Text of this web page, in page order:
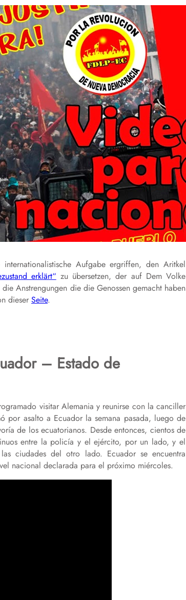
Aufgabe ergriffen, den Aritkel
erklärt“ zu übersetzen, der auf Dem Volke
Anstrengungen die die Genossen gemacht haben
dieser Seite.
– Estado de
visitar Alemania y reunirse con la canciller
por asalto a Ecuador la semana pasada, luego de
de los ecuatorianos. Desde entonces, cientos de
entre la policía y el ejército, por un lado, y el
ciudades del otro lado. Ecuador se encuentra
nacional declarada para el próximo miércoles.